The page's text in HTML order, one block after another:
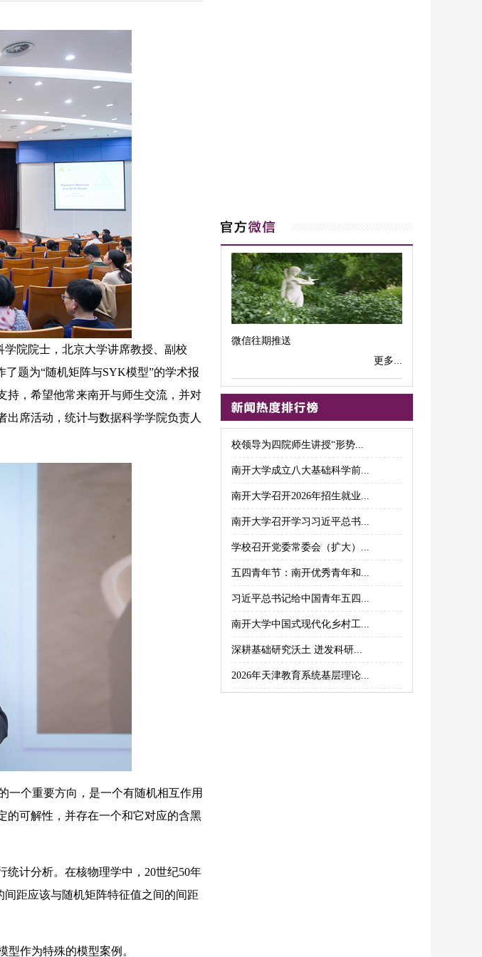
学院院士，北京大学讲席教授、副校
题为“随机矩阵与SYK模型”的学术报
持，希望他常来南开与师生交流，并对
席活动，统计与数据科学学院负责人
个重要方向，是一个有随机相互作用
的可解性，并存在一个和它对应的含黑
计分析。在核物理学中，20世纪50年
距应该与随机矩阵特征值之间的间距
作为特殊的模型案例。
微信往期推送
更多...
校领导为四院师生讲授“形势...
南开大学成立八大基础科学前...
南开大学召开2026年招生就业...
南开大学召开学习习近平总书...
学校召开党委常委会（扩大）...
五四青年节：南开优秀青年和...
习近平总书记给中国青年五四...
南开大学中国式现代化乡村工...
深耕基础研究沃土 迸发科研...
2026年天津教育系统基层理论...